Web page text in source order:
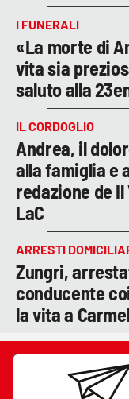
I FUNERALI
«La morte di
vita sia
saluto alla
IL CORDOGLIO
Andrea, il
alla famiglia e
redazione de
LaC
ARRESTI
Zungri,
conducente
la vita a